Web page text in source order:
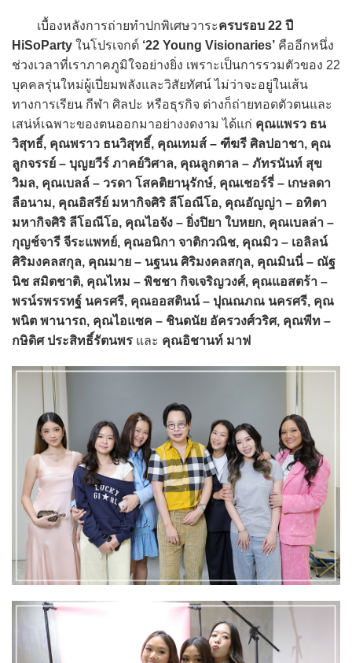
เบื้องหลังการถ่ายทำปกพิเศษวาระครบรอบ 22 ปี
HiSoParty ในโปรเจกต์ ‘22 Young Visionaries’ คืออีกหนึ่ง
ช่วงเวลาที่เราภาคภูมิใจอย่างยิ่ง เพราะเป็นการรวมตัวของ 22
บุคคลรุ่นใหม่ผู้เปี่ยมพลังและวิสัยทัศน์ ไม่ว่าจะอยู่ในเส้น
ทางการเรียน กีฬา ศิลปะ หรือธุรกิจ ต่างก็ถ่ายทอดตัวตนและ
เสน่ห์เฉพาะของตนออกมาอย่างงดงาม ได้แก่ คุณแพรว ธน
วิสุทธิ์, คุณพราว ธนวิสุทธิ์, คุณเทมส์ – ฑีฆรี ศิลปอาชา, คุณ
ลูกจรรย์ – บุญยวีร์ ภาคย์วิศาล, คุณลูกตาล – ภัทรนันท์ สุข
วิมล, คุณเบลล์ – วรดา โสคติยานุรักษ์, คุณเชอร์รี่ – เกษลดา
ลือนาม, คุณอิสรีย์ มหากิจศิริ ลีโอณีโอ, คุณอัญญ่า – อทิตา
มหากิจศิริ ลีโอณีโอ, คุณไอจัง – ยิ่งปิยา ใบหยก, คุณเบลล่า –
กุญช์จารี จีระแพทย์, คุณอนิกา จาติกวณิช, คุณมิว – เอลิลน์
ศิริมงคลสกุล, คุณมาย – นฐนน ศิริมงคลสกุล, คุณมินนี่ – ณัฐ
นิช สมิตชาติ, คุณไหม – พิชชา กิจเจริญวงศ์, คุณแอสตร้า –
พรน์รพรรทฐ์ นครศรี, คุณออสตินน์ – ปุณณภณ นครศรี, คุณ
พนิต พานารถ, คุณไอแซค – ชินดนัย อัครวงศ์วริศ, คุณพีท –
กษิดิศ ประสิทธิ์รัตนพร และ คุณอิชานท์ มาฟ